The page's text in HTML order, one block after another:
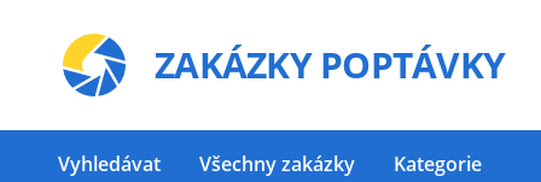
ZAKÁZKY POPTÁVKY
Vyhledávat Všechny zakázky Kategorie